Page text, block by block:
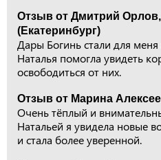
Отзыв от Дмитрий
(Екатеринбург)
Дары Богинь стали для
Наталья помогла увидеть
освободиться от них.
Отзыв от Марина
Очень тёплый и
Натальей я увидела новые
и стала более уверенной.